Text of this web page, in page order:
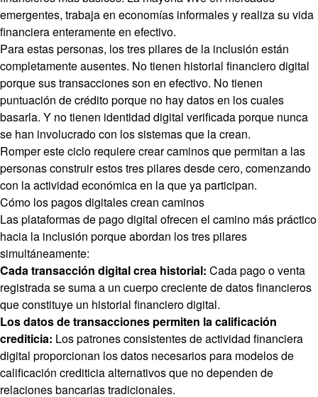
emergentes, trabaja en economías informales y realiza su vida
financiera enteramente en efectivo.
Para estas personas, los tres pilares de la inclusión están
completamente ausentes. No tienen historial financiero digital
porque sus transacciones son en efectivo. No tienen
puntuación de crédito porque no hay datos en los cuales
basarla. Y no tienen identidad digital verificada porque nunca
se han involucrado con los sistemas que la crean.
Romper este ciclo requiere crear caminos que permitan a las
personas construir estos tres pilares desde cero, comenzando
con la actividad económica en la que ya participan.
Cómo los pagos digitales crean caminos
Las plataformas de pago digital ofrecen el camino más práctico
hacia la inclusión porque abordan los tres pilares
simultáneamente:
Cada transacción digital crea historial: Cada pago o venta
registrada se suma a un cuerpo creciente de datos financieros
que constituye un historial financiero digital.
Los datos de transacciones permiten la calificación
crediticia: Los patrones consistentes de actividad financiera
digital proporcionan los datos necesarios para modelos de
calificación crediticia alternativos que no dependen de
relaciones bancarias tradicionales.